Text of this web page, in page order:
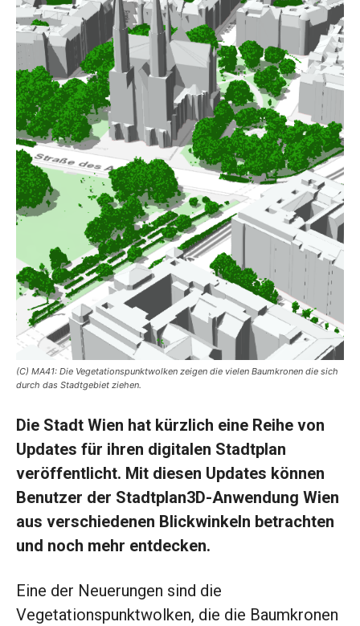
(C) MA41: Die Vegetationspunktwolken zeigen die vielen Baumkronen die sich
durch das Stadtgebiet ziehen.
Die Stadt Wien hat kürzlich eine Reihe von
Updates für ihren digitalen Stadtplan
veröffentlicht. Mit diesen Updates können
Benutzer der Stadtplan3D-Anwendung Wien
aus verschiedenen Blickwinkeln betrachten
und noch mehr entdecken.
Eine der Neuerungen sind die
Vegetationspunktwolken, die die Baumkronen